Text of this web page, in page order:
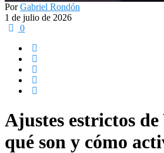
PorGabriel Rondón
1 de julio de 2026
0
Ajustes estrictos
qué son y cómo